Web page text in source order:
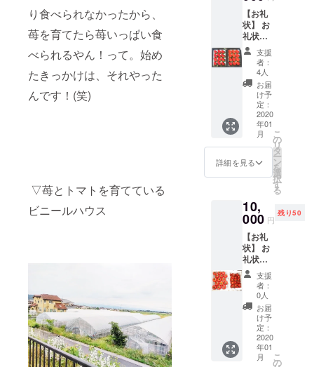
り食べられなかったから、
苺を育てたら苺いっぱい食
べられるやん！って。始め
たきっかけは、それやった
んです！(笑)
▽苺とトマトを育てている
ビニールハウス
瓶】 彦
根の名
水で育
てた苺
でつ
くった
自慢の
ジャム
をお届
けしま
す。 1
瓶150g
【スト
ロベ
たさ
か】 滋
賀県彦
根市開
出今町
殿街通
226-6
電話・
FAX
0749-
1513 携
帯
す。 1
トレー
は550
ｇ、個
数は12
個又は
15個で
す。
【お礼
状】 お
礼状を
お送り
しま
す。
【苺化
粧箱入
りト
レー2
箱】 滋
賀・彦
根の湧
き水で
育てた
しま
す。 1
トレー
550ｇ、
個数は
12個又
は15個
です。
【トマ
ト2.0
㎏】 桃
太郎ト
マト・
フル
ティカ
支援
者：
4人
お届
け予
定：
2020
年01
月
詳細を見る
こ
の
リ
タ
ー
ン
を
選
択
す
る
10,
000 円
残り50
【お礼
状】 お
礼状を
お送り
しま
す。
【トマ
ト2.5㎏
×2回】
桃太郎
トマ
ト・フ
支援
者：
0人
お届
け予
定：
2020
年01
月
こ
の